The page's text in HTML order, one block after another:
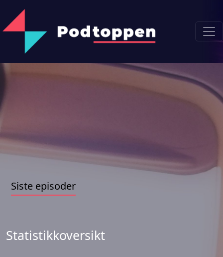
Siste episoder
Statistikkoversikt